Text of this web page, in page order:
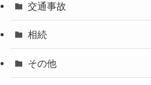
交通事故
相続
その他